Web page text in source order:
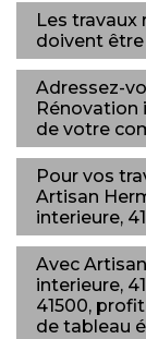
Les
doivent
Adressez-
Rénovation
de votre
Pour vos
Artisan
interieure,
Avec
interieure,
41500,
de tableau